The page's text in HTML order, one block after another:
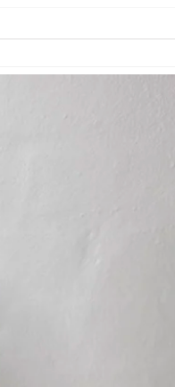
udtryk.
en hylde, et bord
Kombinationen af
at flytte rundt,
et professionelt
de også som